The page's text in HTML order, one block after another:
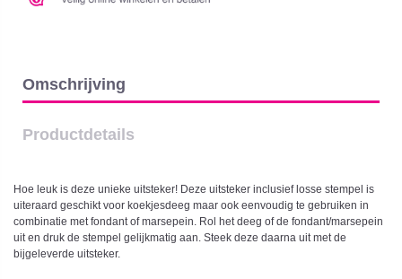
Omschrijving
Productdetails
Hoe leuk is deze unieke uitsteker! Deze uitsteker inclusief losse stempel is
uiteraard geschikt voor koekjesdeeg maar ook eenvoudig te gebruiken in
combinatie met fondant of marsepein. Rol het deeg of de fondant/marsepein
uit en druk de stempel gelijkmatig aan. Steek deze daarna uit met de
bijgeleverde uitsteker.